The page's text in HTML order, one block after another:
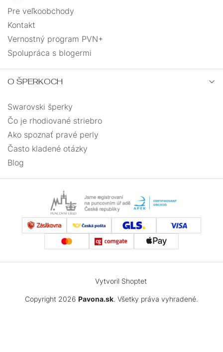
Pre veľkoobchody
Kontakt
Vernostný program PVN+
Spolupráca s blogermi
O ŠPERKOCH
Swarovski šperky
Čo je rhodiované striebro
Ako spoznať pravé perly
Často kladené otázky
Blog
Vytvoril Shoptet
Copyright 2026 Pavona.sk. Všetky práva vyhradené.